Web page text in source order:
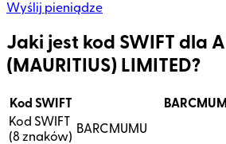
Wyślij pieniądze
Jaki jest kod SWIFT dla
(MAURITIUS) LIMITED?
Kod SWIFT
Kod SWIFT
(8 znaków)
BARCMUMU